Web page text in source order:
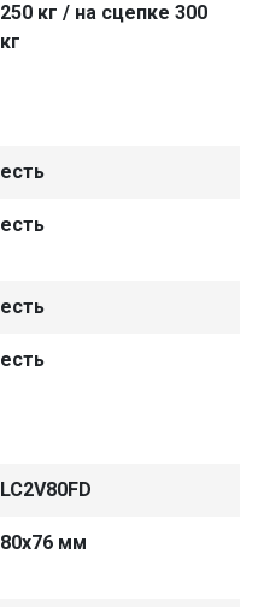
250 кг / на сцепке 300
кг
есть
есть
есть
есть
LC2V80FD
80х76 мм